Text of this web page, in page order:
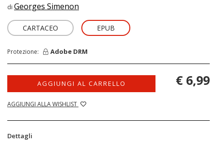
di Georges Simenon
CARTACEO EPUB
Protezione: Adobe DRM
AGGIUNGI AL CARRELLO
AGGIUNGI ALLA WISHLIST
€ 6,99
Dettagli